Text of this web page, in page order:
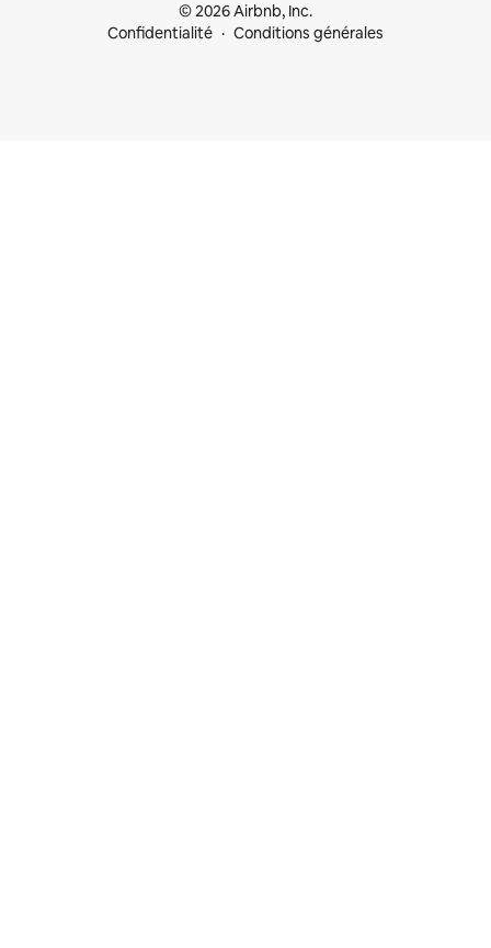
© 2026 Airbnb, Inc.
Confidentialité
Conditions générales